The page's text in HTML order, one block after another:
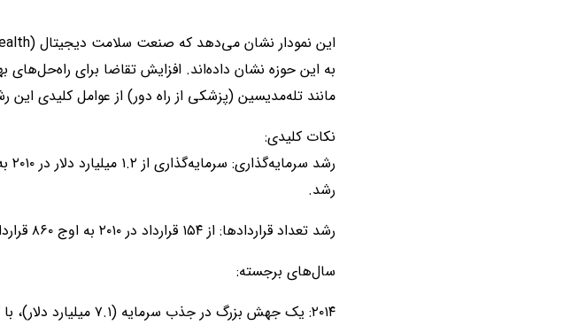
به این حوزه نشان داده‌اند. افزایش تقاضا برای
مانند تله‌مدیسین (پزشکی از راه دور) از عوامل کلیدی این
نکات کلیدی:
رشد.
رشد تعداد قراردادها: از ۱۵۴ قرارداد در ۲۰۱۰ به اوج ۸۶۰ قرارداد در ۲۰۱۷ رسید، و در ۲۰۱۸ کمی کاهش یافت (۷۶۹ قرارداد).
سال‌های برجسته:
۲۰۱۴: یک جهش بزرگ در جذب سرمایه (۷.۱ میلیارد دلار)، با کاهش جزئی در سال ۲۰۱۵.